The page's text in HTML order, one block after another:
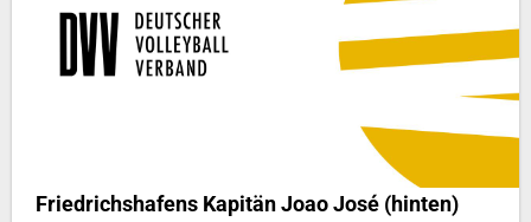
Friedrichshafens Kapitän Joao José (hinten)